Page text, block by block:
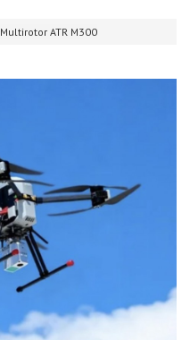
Multirotor ATR M300